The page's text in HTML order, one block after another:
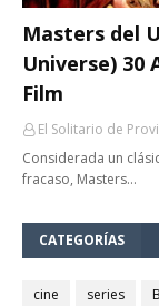
Masters del
Universe) 30
Film
El Solitario de
Considerada un
fracaso, Masters…
CATEGORÍAS
cine series